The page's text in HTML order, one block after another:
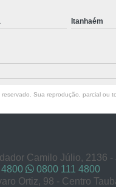
Itanhaém
Sua reprodução, parcial ou
Camilo Júlio, 2136 -
0800 111 4800
Ortiz, 98 - Centro